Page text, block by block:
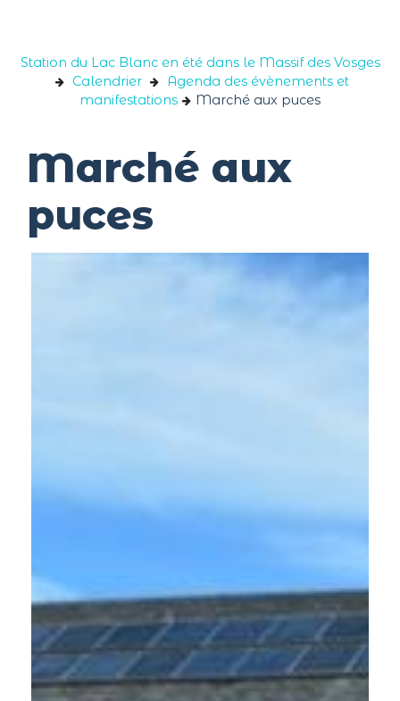
Station du Lac Blanc en été dans le Massif des Vosges
Calendrier
Agenda des évènements et
manifestations
Marché aux puces
Marché aux
puces